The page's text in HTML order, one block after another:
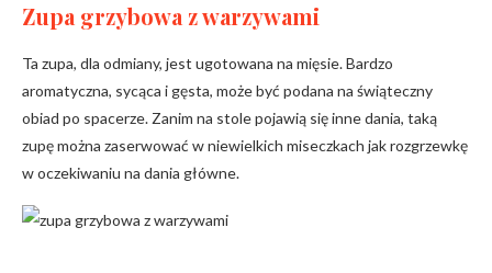
Zupa grzybowa z warzywami
Ta zupa, dla odmiany, jest ugotowana na mięsie. Bardzo
aromatyczna, sycąca i gęsta, może być podana na świąteczny
obiad po spacerze. Zanim na stole pojawią się inne dania, taką
zupę można zaserwować w niewielkich miseczkach jak rozgrzewkę
w oczekiwaniu na dania główne.